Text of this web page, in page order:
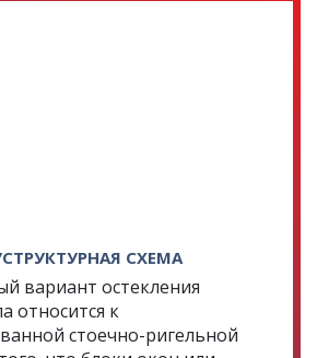
СХЕМА
вариант остекления
относится к
стоечно-ригельной